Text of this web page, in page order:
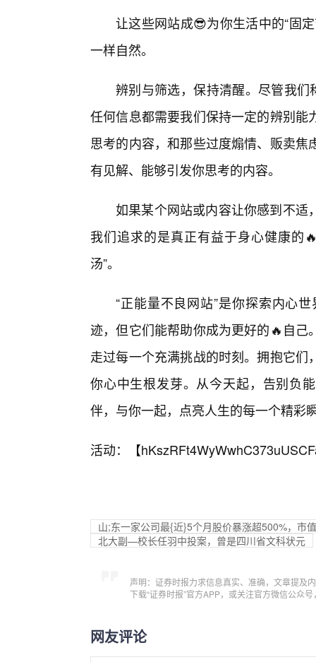
让这些网站成😎为你生活中的“固
一样自然。
辨别与筛选，保持清醒。尽管我们
任何信息都需要我们保持一定的辨别
思考的内容，和那些过度煽情、贩卖
有见解、能够引发你思考的内容。
如果某个网站或内容让你感到不适
我们追求的是真正有益于身心健康的
汤”。
“正能量不良网站”是你探索内心
迹，但它们能帮助你成为更好的🔥自
走过每一个充满挑战的时刻。拥抱它
你心中生根发芽。从今天起，告别负
伴，与你一起，点亮人生的每一个精彩
活动：【
山;东一家公司最{近}5个月股价暴涨超500%，市
北大副—校长任羽中投案，曾是四川省文科状元
声明：证券时报力求信息真实、准确，文章提及
下载“证券时报”官方APP，或关注官方微信公众
网友评论